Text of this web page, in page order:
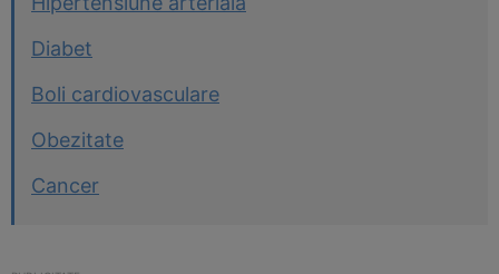
Diabet
Boli cardiovasculare
Obezitate
Cancer